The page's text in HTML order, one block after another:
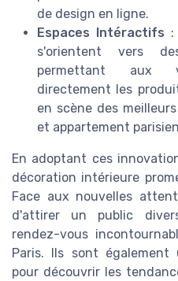
de design en ligne.
Espaces Intéractifs :
s'orientent vers
permettant aux
directement les
en scène des
et appartement
En adoptant ces
décoration intérieure
Face aux nouvelles
d'attirer un public
rendez-vous
Paris. Ils sont également
pour découvrir les